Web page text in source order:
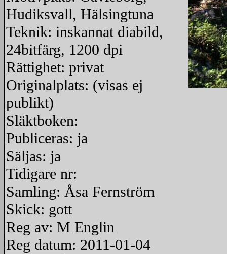
Hudiksvall, Hälsingtuna
Teknik: inskannat diabild,
24bitfärg, 1200 dpi
Rättighet: privat
Originalplats: (visas ej
publikt)
Släktboken:
Publiceras: ja
Säljas: ja
Tidigare nr:
Samling: Åsa Fernström
Skick: gott
Reg av: M Englin
Reg datum: 2011-01-04